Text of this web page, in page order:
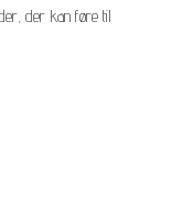
der kan føre til